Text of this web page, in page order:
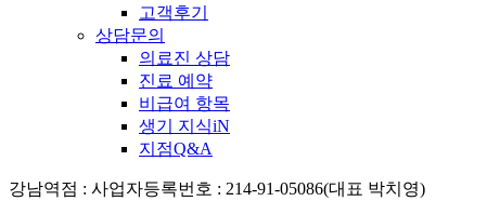
고객후기
상담문의
의료진 상담
진료 예약
비급여 항목
생기 지식iN
지점Q&A
강남역점 : 사업자등록번호 : 214-91-05086(대표 박치영)